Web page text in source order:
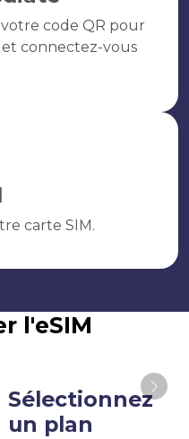
code QR pour
et connectez-vous
carte SIM.
l'eSIM
Sélectionnez
un plan